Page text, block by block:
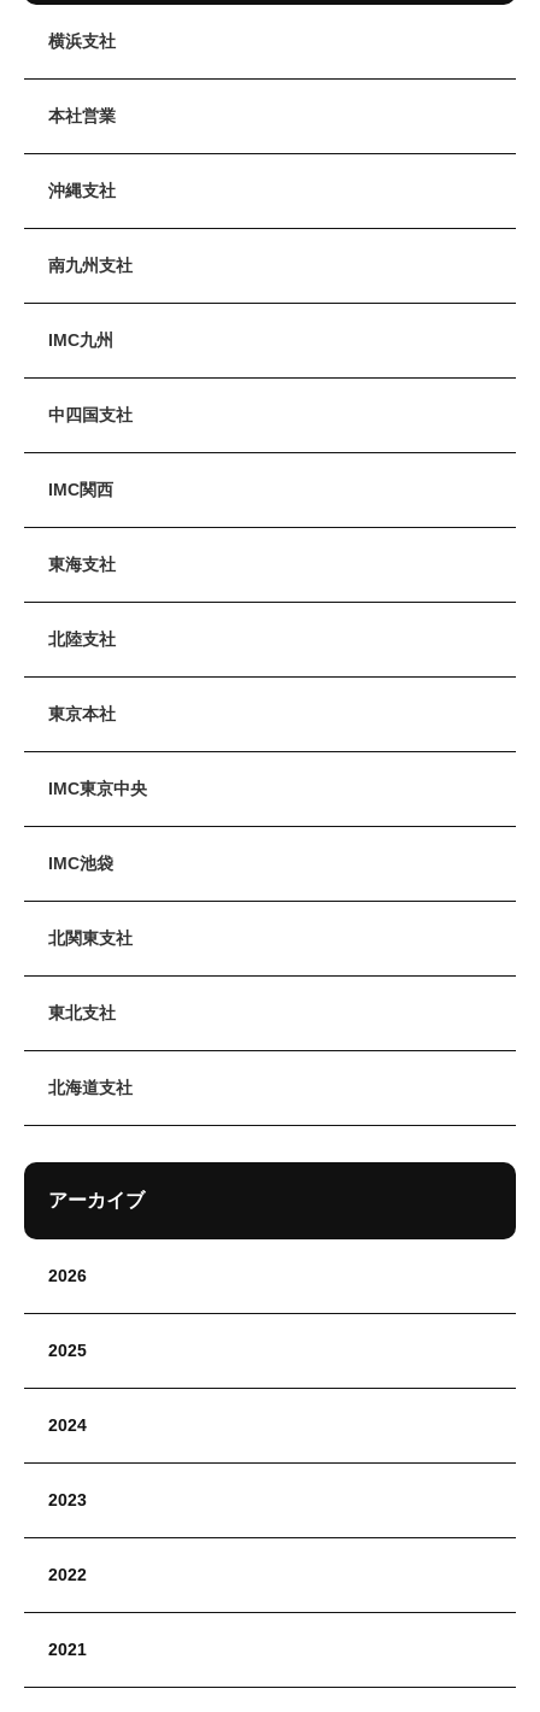
横浜支社
本社営業
沖縄支社
南九州支社
IMC九州
中四国支社
IMC関西
東海支社
北陸支社
東京本社
IMC東京中央
IMC池袋
北関東支社
東北支社
北海道支社
アーカイブ
2026
2025
2024
2023
2022
2021